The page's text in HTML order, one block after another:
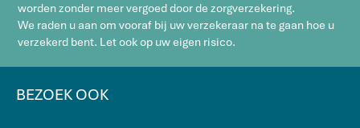
worden zonder meer vergoed door de zorgverzekering.
We raden u aan om vooraf bij uw verzekeraar na te gaan hoe u
verzekerd bent. Let ook op uw eigen risico.
BEZOEK OOK